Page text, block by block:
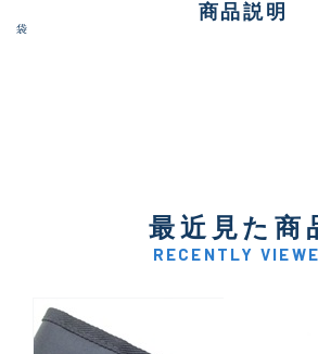
商品説明
袋
最近見た商
RECENTLY